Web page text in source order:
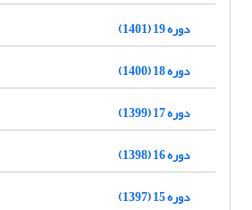
دوره 19 (1401)
دوره 18 (1400)
دوره 17 (1399)
دوره 16 (1398)
دوره 15 (1397)